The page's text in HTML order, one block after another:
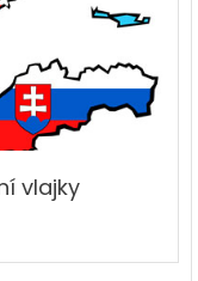
vlajky